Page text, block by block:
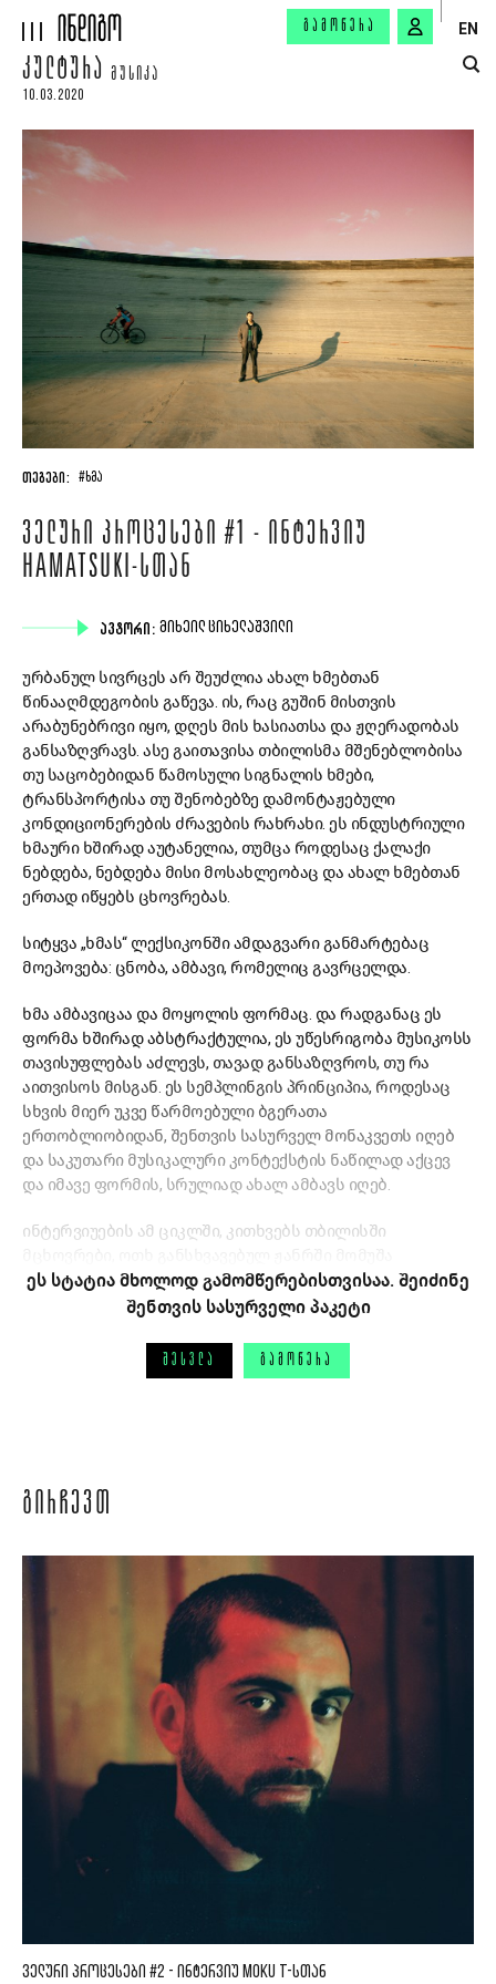
ᲒᲐᲛᲝᲬᲔᲠᲐ EN
ᲙᲣᲚᲢᲣᲠᲐ ᲛᲣᲡᲘᲙᲐ
10.03.2020
ᲗᲔᲒᲔᲑᲘ: #ᲮᲛᲐ
ᲕᲔᲚᲣᲠᲘ ᲞᲠᲝᲪᲔᲡᲔᲑᲘ #1 - ᲘᲜᲢᲔᲠᲕᲘᲣ
HAMATSUKI-ᲡᲗᲐᲜ
ᲐᲕᲢᲝᲠᲘ: ᲛᲘᲮᲔᲘᲚ ᲪᲘᲮᲔᲚᲐᲨᲕᲘᲚᲘ
ურბანულ სივრცეს არ შეუძლია ახალ ხმებთან
წინააღმდეგობის გაწევა. ის, რაც გუშინ მისთვის
არაბუნებრივი იყო, დღეს მის ხასიათსა და ჟღერადობას
განსაზღვრავს. ასე გაითავისა თბილისმა მშენებლობისა
თუ საცობებიდან წამოსული სიგნალის ხმები,
ტრანსპორტისა თუ შენობებზე დამონტაჟებული
კონდიციონერების ძრავების რახრახი. ეს ინდუსტრიული
ხმაური ხშირად აუტანელია, თუმცა როდესაც ქალაქი
ნებდება, ნებდება მისი მოსახლეობაც და ახალ ხმებთან
ერთად იწყებს ცხოვრებას.
სიტყვა „ხმას“ ლექსიკონში ამდაგვარი განმარტებაც
მოეპოვება: ცნობა, ამბავი, რომელიც გავრცელდა.
ხმა ამბავიცაა და მოყოლის ფორმაც. და რადგანაც ეს
ფორმა ხშირად აბსტრაქტულია, ეს უწესრიგობა მუსიკოსს
თავისუფლებას აძლევს, თავად განსაზღვროს, თუ რა
აითვისოს მისგან. ეს სემპლინგის პრინციპია, როდესაც
სხვის მიერ უკვე წარმოებული ბგერათა
ერთობლიობიდან, შენთვის სასურველ მონაკვეთს იღებ
და საკუთარი მუსიკალური კონტექსტის ნაწილად აქცევ
და იმავე ფორმის, სრულიად ახალ ამბავს იღებ.
ინტერვიუების ამ ციკლში, კითხვებს თბილისში
ეს სტატია მხოლოდ გამომწერებისთვისაა. შეიძინე
შენთვის სასურველი პაკეტი
ᲨᲔᲡᲕᲚᲐ ᲒᲐᲛᲝᲬᲔᲠᲐ
ᲒᲘᲠᲩᲔᲕᲗ
ᲕᲔᲚᲣᲠᲘ ᲞᲠᲝᲪᲔᲡᲔᲑᲘ #2 - ᲘᲜᲢᲔᲠᲕᲘᲣ MOKU T-ᲡᲗᲐᲜ